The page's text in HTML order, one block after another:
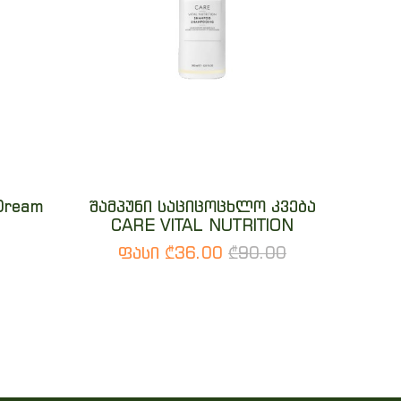
შამპუნი საციცოცხლო კვება
CARE VITAL NUTRITION
ფასი ₾36.00 ₾90.00